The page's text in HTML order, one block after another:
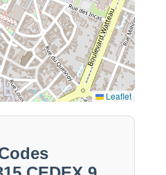
Leaflet